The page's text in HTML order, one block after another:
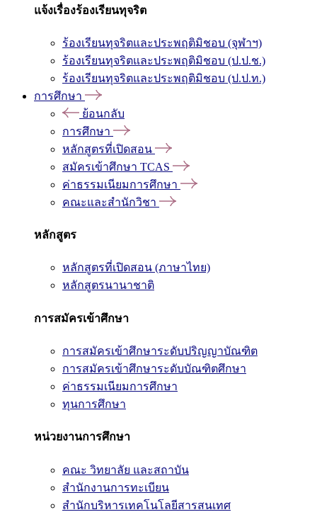
แจ้งเรื่องร้องเรียนทุจริต
ร้องเรียนทุจริตและประพฤติมิชอบ (จุฬาฯ)
ร้องเรียนทุจริตและประพฤติมิชอบ (ป.ป.ช.)
ร้องเรียนทุจริตและประพฤติมิชอบ (ป.ป.ท.)
การศึกษา
ย้อนกลับ
การศึกษา
หลักสูตรที่เปิดสอน
สมัครเข้าศึกษา TCAS
ค่าธรรมเนียมการศึกษา
คณะและสำนักวิชา
หลักสูตร
หลักสูตรที่เปิดสอน (ภาษาไทย)
หลักสูตรนานาชาติ
การสมัครเข้าศึกษา
การสมัครเข้าศึกษาระดับปริญญาบัณฑิต
การสมัครเข้าศึกษาระดับบัณฑิตศึกษา
ค่าธรรมเนียมการศึกษา
ทุนการศึกษา
หน่วยงานการศึกษา
คณะ วิทยาลัย และสถาบัน
สำนักงานการทะเบียน
สำนักบริหารเทคโนโลยีสารสนเทศ